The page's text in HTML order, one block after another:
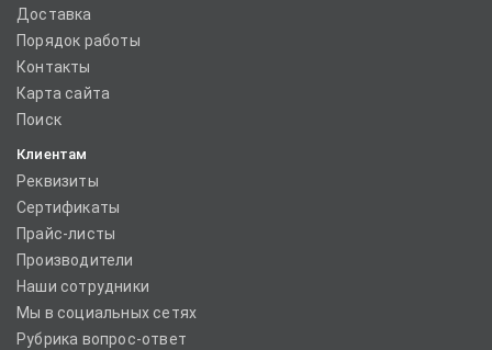
Доставка
Порядок работы
Контакты
Карта сайта
Поиск
Клиентам
Реквизиты
Сертификаты
Прайс-листы
Производители
Наши сотрудники
Мы в социальных сетях
Рубрика вопрос-ответ